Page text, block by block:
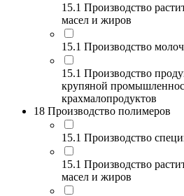
15.1 Производство
масел и жиров
15.1 Производство
15.1 Производство
крупяной
крахмалопродуктов
18 Производство полимеров
15.1 Производство
15.1 Производство
масел и жиров